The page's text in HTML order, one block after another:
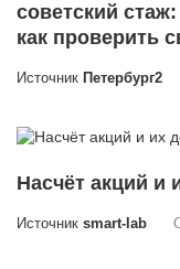
советский
как проверить
Источник Петербург2
Насчёт акций и
Источник smart-lab